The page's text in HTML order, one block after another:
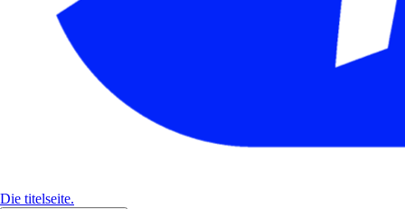
Die titelseite.